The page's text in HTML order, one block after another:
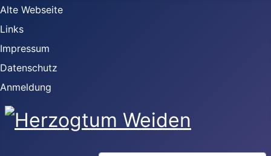
Alte Webseite
Links
Impressum
Datenschutz
Anmeldung